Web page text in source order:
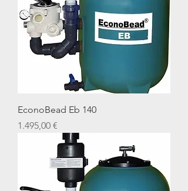
EconoBead Eb 140
Preis
1.495,00 €